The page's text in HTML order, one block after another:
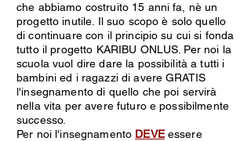
che abbiamo costruito 15 anni fa, nè un
progetto inutile. Il suo scopo è solo quello
di continuare con il principio su cui si fonda
tutto il progetto KARIBU ONLUS. Per noi la
scuola vuol dire dare la possibilità a tutti i
bambini ed i ragazzi di avere GRATIS
l'insegnamento di quello che poi servirà
nella vita per avere futuro e possibilmente
successo.
Per noi l'insegnamento DEVEessere